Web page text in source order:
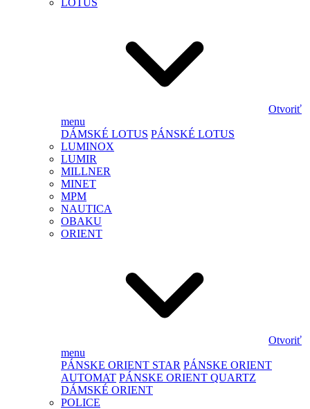
LOTUS
Otvoriť
menu
DÁMSKÉ LOTUS PÁNSKÉ LOTUS
LUMINOX
LUMIR
MILLNER
MINET
MPM
NAUTICA
OBAKU
ORIENT
Otvoriť
menu
PÁNSKE ORIENT STAR PÁNSKE ORIENT
AUTOMAT PÁNSKE ORIENT QUARTZ
DÁMSKÉ ORIENT
POLICE